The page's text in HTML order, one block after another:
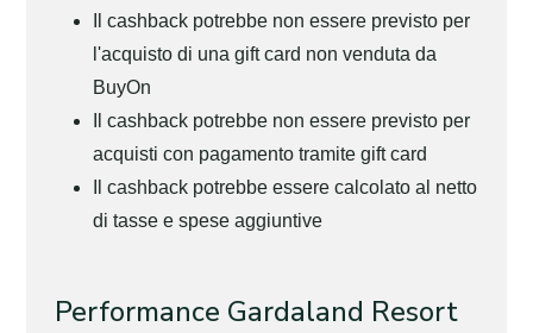
Il cashback potrebbe non essere previsto per
l'acquisto di una gift card non venduta da
BuyOn
Il cashback potrebbe non essere previsto per
acquisti con pagamento tramite gift card
Il cashback potrebbe essere calcolato al netto
di tasse e spese aggiuntive
Performance Gardaland Resort